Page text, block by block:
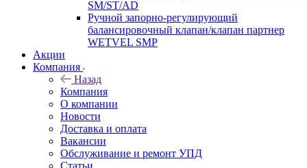
SM/ST/AD
Ручной запорно-регулирующий
балансировочный клапан/клапан партнер
WETVEL SMP
Акции
Компания
Назад
Компания
О компании
Новости
Доставка и оплата
Вакансии
Обслуживание и ремонт УПД
Статьи